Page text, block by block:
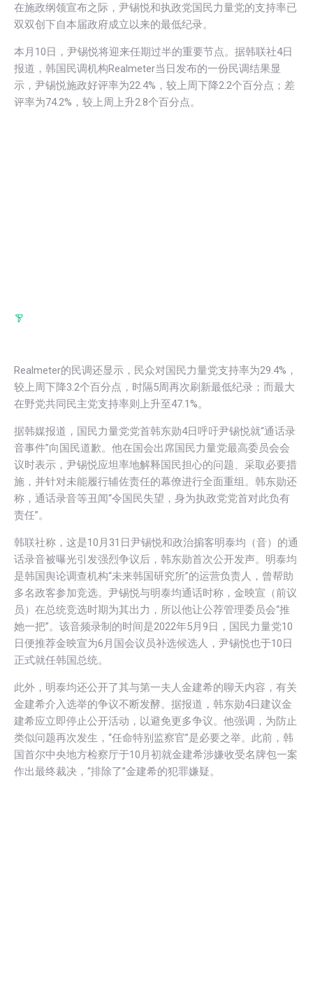
在施政纲领宣布之际，尹锡悦和执政党国民力量党的支持率已
双双创下自本届政府成立以来的最低纪录。
本月10日，尹锡悦将迎来任期过半的重要节点。据韩联社4日
报道，韩国民调机构Realmeter当日发布的一份民调结果显
示，尹锡悦施政好评率为22.4%，较上周下降2.2个百分点；差
评率为74.2%，较上周上升2.8个百分点。
Realmeter的民调还显示，民众对国民力量党支持率为29.4%，
较上周下降3.2个百分点，时隔5周再次刷新最低纪录；而最大
在野党共同民主党支持率则上升至47.1%。
据韩媒报道，国民力量党党首韩东勋4日呼吁尹锡悦就“通话录
音事件”向国民道歉。他在国会出席国民力量党最高委员会会
议时表示，尹锡悦应坦率地解释国民担心的问题、采取必要措
施，并针对未能履行辅佐责任的幕僚进行全面重组。韩东勋还
称，通话录音等丑闻“令国民失望，身为执政党党首对此负有
责任”。
韩联社称，这是10月31日尹锡悦和政治掮客明泰均（音）的通
话录音被曝光引发强烈争议后，韩东勋首次公开发声。明泰均
是韩国舆论调查机构“未来韩国研究所”的运营负责人，曾帮助
多名政客参加竞选。尹锡悦与明泰均通话时称，金映宣（前议
员）在总统竞选时期为其出力，所以他让公荐管理委员会“推
她一把”。该音频录制的时间是2022年5月9日，国民力量党10
日便推荐金映宣为6月国会议员补选候选人，尹锡悦也于10日
正式就任韩国总统。
此外，明泰均还公开了其与第一夫人金建希的聊天内容，有关
金建希介入选举的争议不断发酵。据报道，韩东勋4日建议金
建希应立即停止公开活动，以避免更多争议。他强调，为防止
类似问题再次发生，“任命特别监察官”是必要之举。此前，韩
国首尔中央地方检察厅于10月初就金建希涉嫌收受名牌包一案
作出最终裁决，“排除了”金建希的犯罪嫌疑。